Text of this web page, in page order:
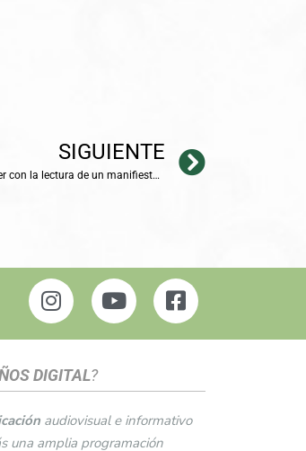
SIGUIENTE
Bolaños mantiene su compromiso en la lucha contra el cáncer con la lectura de un manifiesto por la humanización y la atención integral.
DIGITAL?
audiovisual e informativo
una amplia programación